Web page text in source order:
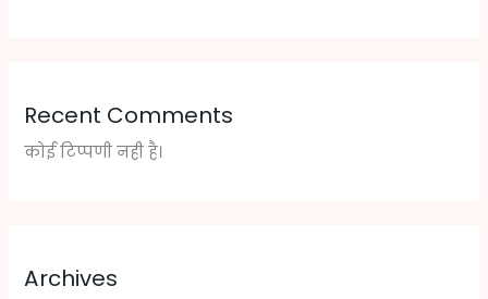
Recent Comments
कोई टिप्पणी नही है।
Archives